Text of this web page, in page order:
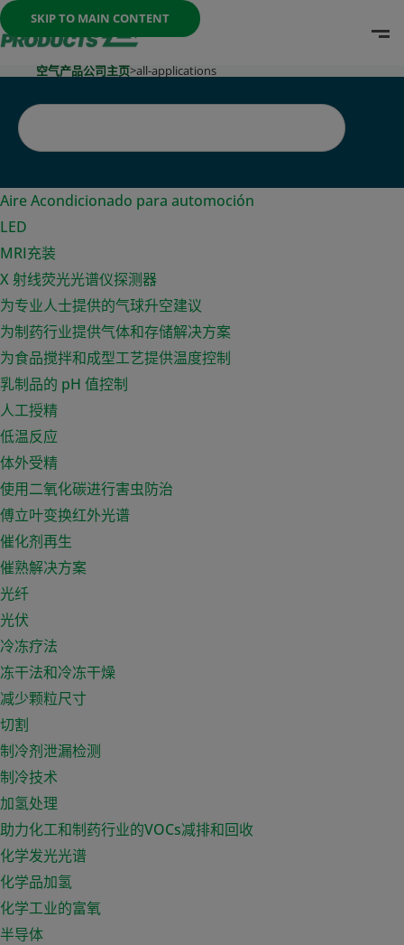
SKIP TO MAIN CONTENT
Once the menu is open you can move between options
空气产品公司主页>all-applications
Aire Acondicionado para automoción
LED
MRI充装
X 射线荧光光谱仪探测器
为专业人士提供的气球升空建议
为制药行业提供气体和存储解决方案
为食品搅拌和成型工艺提供温度控制
乳制品的 pH 值控制
人工授精
低温反应
体外受精
使用二氧化碳进行害虫防治
傅立叶变换红外光谱
催化剂再生
催熟解决方案
光纤
光伏
冷冻疗法
冻干法和冷冻干燥
减少颗粒尺寸
切割
制冷剂泄漏检测
制冷技术
加氢处理
助力化工和制药行业的VOCs减排和回收
化学发光光谱
化学品加氢
化学工业的富氧
半导体